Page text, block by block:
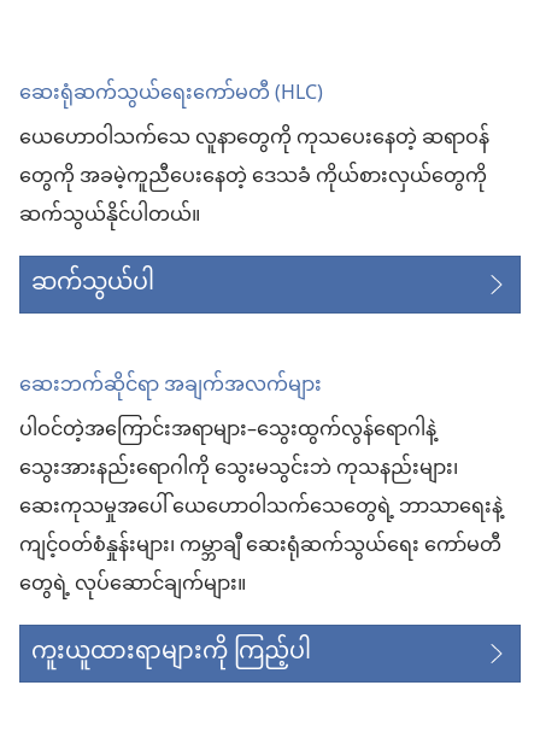
ဆေးရုံဆက်သွယ်ရေးကော်မတီ (HLC)
ယေဟောဝါသက်သေ လူနာတွေကို ကုသပေးနေတဲ့ ဆရာဝန်
တွေကို အခမဲ့ကူညီပေးနေတဲ့ ဒေသခံ ကိုယ်စားလှယ်တွေကို
ဆက်သွယ်နိုင်ပါတယ်။
ဆက်သွယ်ပါ
ဆေးဘက်ဆိုင်ရာ အချက်အလက်များ
ပါဝင်တဲ့အကြောင်းအရာများ–သွေးထွက်လွန်ရောဂါနဲ့
သွေးအားနည်းရောဂါကို သွေးမသွင်းဘဲ ကုသနည်းများ၊
ဆေးကုသမှုအပေါ် ယေဟောဝါသက်သေတွေရဲ့ ဘာသာရေးနဲ့
ကျင့်ဝတ်စံနှုန်းများ၊ ကမ္ဘာချီ ဆေးရုံဆက်သွယ်ရေး ကော်မတီ
တွေရဲ့ လုပ်ဆောင်ချက်များ။
ကူးယူထားရာများကို ကြည့်ပါ